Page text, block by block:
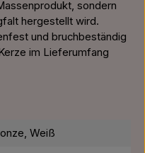
sondern
hergestellt wird.
und bruchbeständig
im Lieferumfang
Weiß